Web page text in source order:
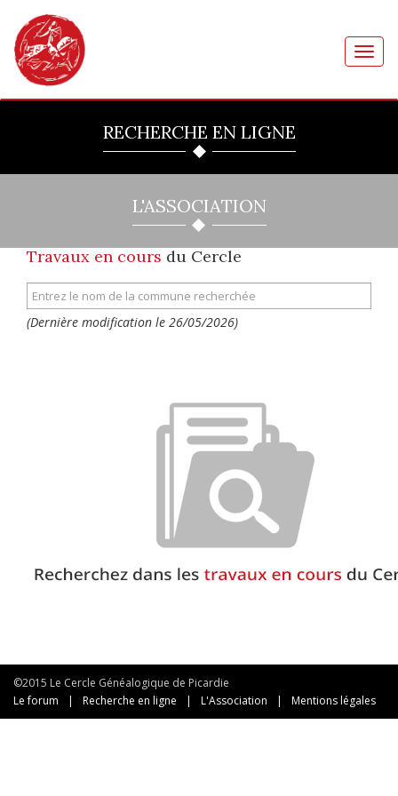
RECHERCHE EN LIGNE
L'ASSOCIATION
Travaux en cours du Cercle
(Dernière modification le 26/05/2026)
©2015 Le Cercle Généalogique de Picardie
Le forum
| Recherche en ligne | L'Association | Mentions légales